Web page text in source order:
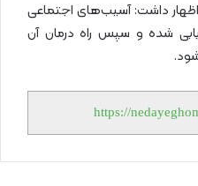
اظهار داشت: آسیب‌های اجتماعی
شده و سپس راه درمان آن
https://